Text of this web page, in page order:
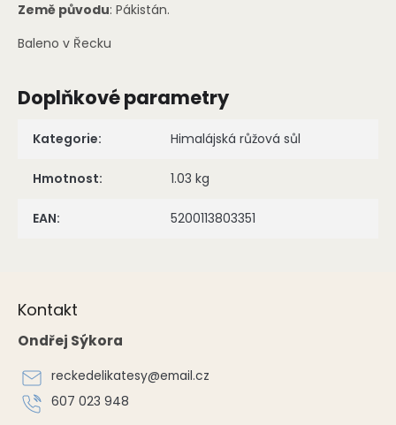
Země původu: Pákistán.
Baleno v Řecku
Doplňkové parametry
Kategorie: Himalájská růžová sůl
Hmotnost: 1.03 kg
EAN: 5200113803351
Kontakt
Ondřej Sýkora
reckedelikatesy@email.cz
607 023 948